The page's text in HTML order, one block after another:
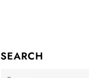
SEARCH
Buscar: